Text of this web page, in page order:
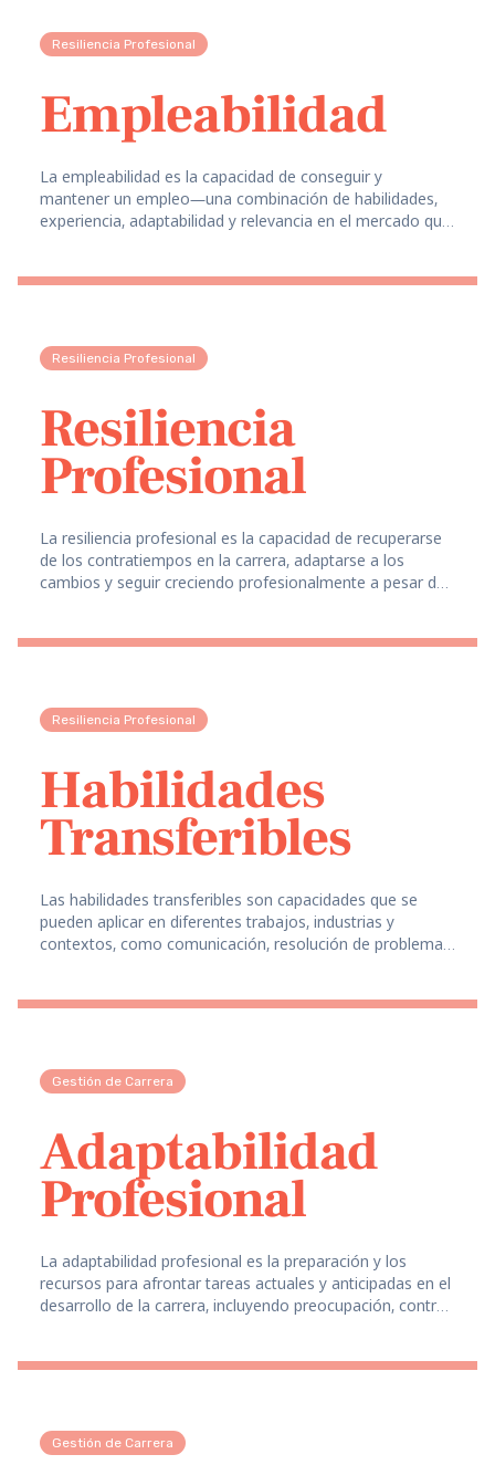
Resiliencia Profesional
Empleabilidad
La empleabilidad es la capacidad de conseguir y
mantener un empleo—una combinación de habilidades,
experiencia, adaptabilidad y relevancia en el mercado que
Resiliencia Profesional
Resiliencia
Profesional
La resiliencia profesional es la capacidad de recuperarse
de los contratiempos en la carrera, adaptarse a los
cambios y seguir creciendo profesionalmente a pesar de
Resiliencia Profesional
Habilidades
Transferibles
Las habilidades transferibles son capacidades que se
pueden aplicar en diferentes trabajos, industrias y
contextos, como comunicación, resolución de problemas,
Gestión de Carrera
Adaptabilidad
Profesional
La adaptabilidad profesional es la preparación y los
recursos para afrontar tareas actuales y anticipadas en el
desarrollo de la carrera, incluyendo preocupación, control,
Gestión de Carrera